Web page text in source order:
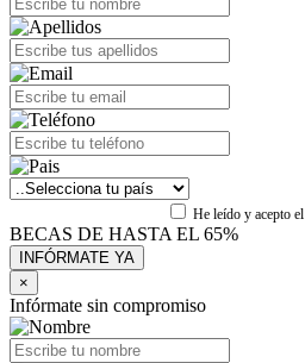
He leído y acepto el
BECAS DE HASTA EL 65%
×
Infórmate sin compromiso